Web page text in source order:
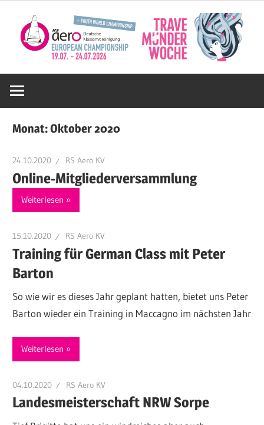
Inhalt
springen
Deutsche
RS
KV
Monat:Oktober 2020
24.10.2020 RS Aero KV
Online-Mitgliederversammlung
Weiterlesen
15.10.2020 RS Aero KV
Training für German Class mit Peter
Barton
So wie wir es dieses Jahr geplant hatten, bietet uns Peter
Barton wieder ein Training in Maccagno im nächsten Jahr
Weiterlesen
04.10.2020 RS Aero KV
Landesmeisterschaft NRW Sorpe